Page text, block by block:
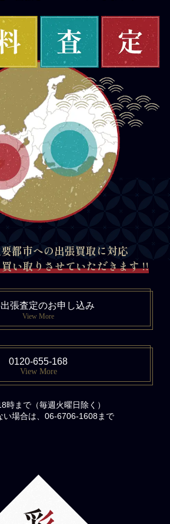
都市への出張買取に対応
い取りさせていただきます !!
張査定のお申し込み
View More
0120-655-168
View More
時まで（毎週火曜日除く）
い場合は、06-6706-1608まで